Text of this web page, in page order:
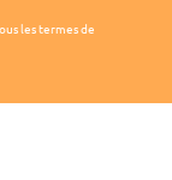
les termes de